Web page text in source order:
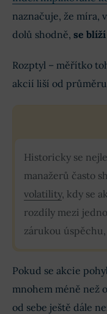
naznačuje, že míra,
dolů shodně, se
Rozptyl – měřítko
akcií liší od průměru
Historicky se
manažerů často
volatility, kdy se
rozdíly mezi
zárukou
Pokud se akcie
mnohem méně než
od sebe ještě dále